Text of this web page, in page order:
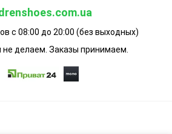
с 08:00 до 20:00 (без выходных)
не делаем. Заказы принимаем.